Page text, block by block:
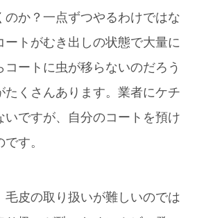
のか？一点ずつやるわけではな
ートがむき出しの状態で大量に
ートに虫が移らないのだろう
たくさんあります。業者にケチ
いですが、自分のコートを預け
す。
毛皮の取り扱いが難しいのでは